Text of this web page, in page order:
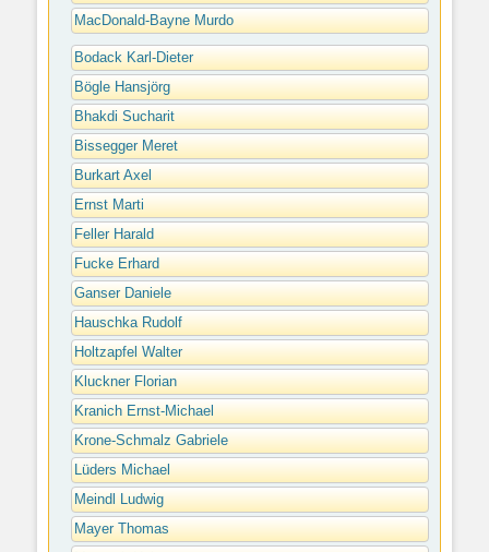
MacDonald-Bayne Murdo
Bodack Karl-Dieter
Bögle Hansjörg
Bhakdi Sucharit
Bissegger Meret
Burkart Axel
Ernst Marti
Feller Harald
Fucke Erhard
Ganser Daniele
Hauschka Rudolf
Holtzapfel Walter
Kluckner Florian
Kranich Ernst-Michael
Krone-Schmalz Gabriele
Lüders Michael
Meindl Ludwig
Mayer Thomas